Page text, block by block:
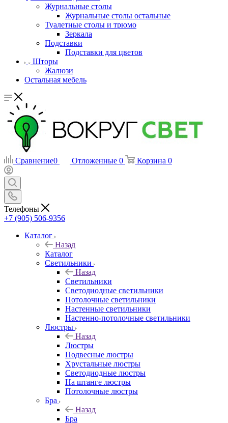
Журнальные столы
Журнальные столы остальные
Туалетные столы и трюмо
Зеркала
Подставки
Подставки для цветов
Шторы
Жалюзи
Остальная мебель
Сравнение0 Отложенные 0 Корзина 0
Телефоны
+7 (905) 506-9356
Каталог
Назад
Каталог
Светильники
Назад
Светильники
Светодиодные светильники
Потолочные светильники
Настенные светильники
Настенно-потолочные светильники
Люстры
Назад
Люстры
Подвесные люстры
Хрустальные люстры
Светодиодные люстры
На штанге люстры
Потолочные люстры
Бра
Назад
Бра